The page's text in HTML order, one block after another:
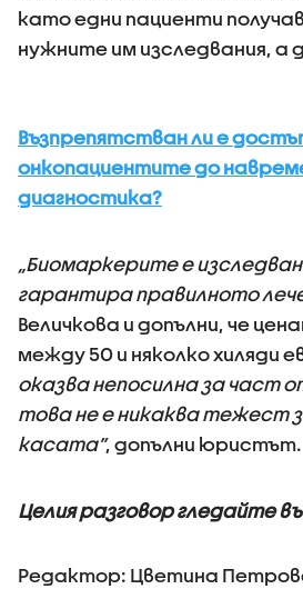
като едни пациенти
нужните им изследвания, а
Възпрепятстван ли е
онкопациентите до
диагностика?
„Биомаркерите е
гарантира правилното
Величкова и допълни, че
между 50 и няколко хиляди
оказва непосилна за част
това не е никаква тежест
касата”, допълни юристът.
Целия разговор гледайте
Редактор: Цветина